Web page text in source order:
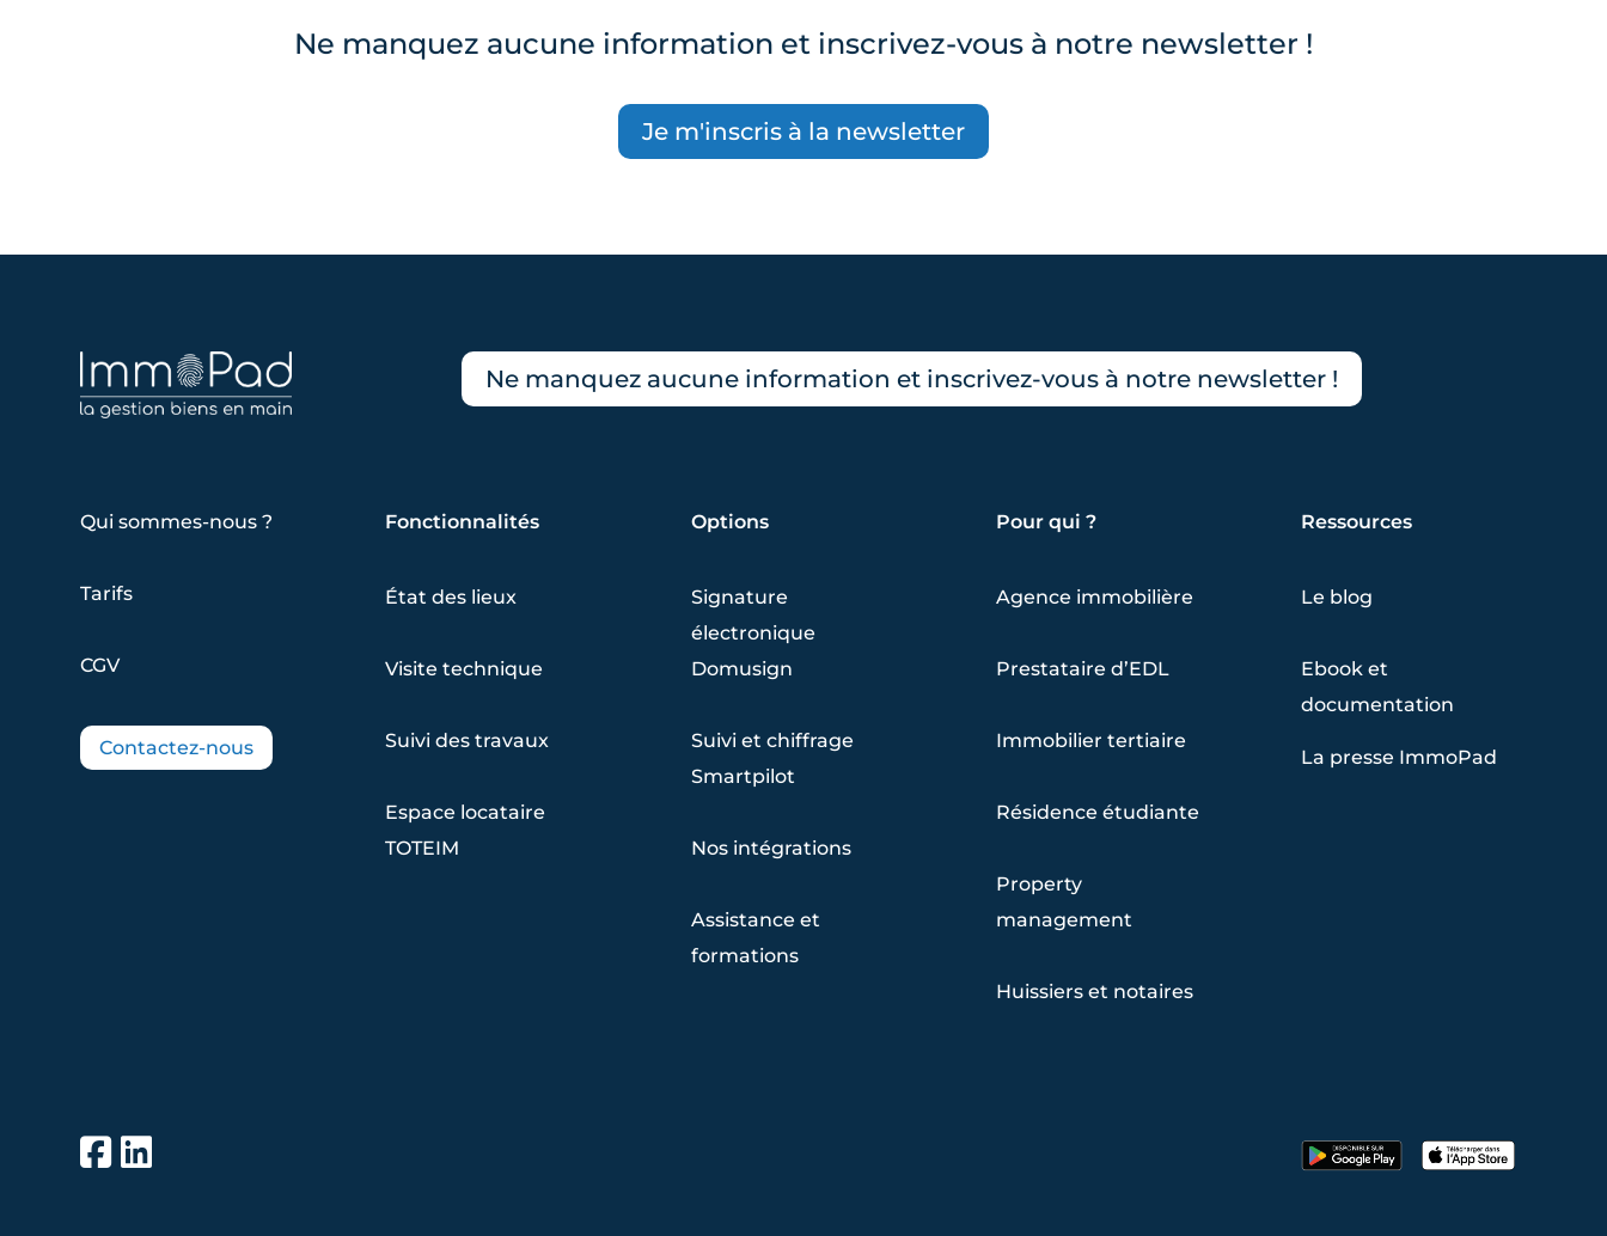
Ne manquez aucune information et inscrivez-vous à notre newsletter !
Je m'inscris à la newsletter
Ne manquez aucune information et inscrivez-vous à notre newsletter !
Qui sommes-nous ?
Tarifs
CGV
Contactez-nous
Fonctionnalités
État des lieux
Visite technique
Suivi des travaux
Espace locataire
TOTEIM
Options
Signature
électronique
Domusign
Suivi et chiffrage
Smartpilot
Nos intégrations
Assistance et
formations
Pour qui ?
Agence immobilière
Prestataire d’EDL
Immobilier tertiaire
Résidence étudiante
Property
management
Huissiers et notaires
Ressources
Le blog
Ebook et
documentation
La presse ImmoPad